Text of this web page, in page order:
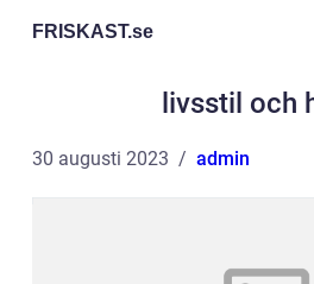
FRISKAST.se
livsstil och
30 augusti 2023 admin